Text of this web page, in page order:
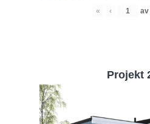
« ‹ av
Projekt